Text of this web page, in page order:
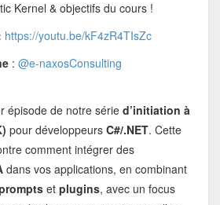
Kernel & objectifs du cours !
https://youtu.be/kF4zR4TIsZc
: @e-naxosConsulting
épisode de notre série d’initiation à
pour développeurs C#/.NET. Cette
comment intégrer des
dans vos applications, en combinant
et plugins, avec un focus